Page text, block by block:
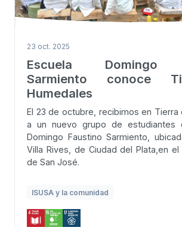
23 oct. 2025
Escuela Domingo
Sarmiento conoce
Humedales
El 23 de octubre, recibimos en Tierra
a un nuevo grupo de estudiantes
Domingo Faustino Sarmiento,
Villa Rives, de Ciudad del Plata,en
de San José.
ISUSA y la comunidad